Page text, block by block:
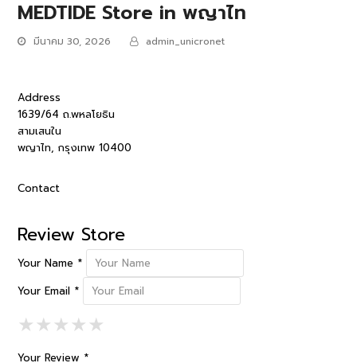
MEDTIDE Store in พญาไท
มีนาคม 30, 2026 admin_unicronet
Address
1639/64 ถ.พหลโยธิน
สามเสนใน
พญาไท, กรุงเทพ 10400
Contact
Review Store
Your Name *
Your Email *
★1 Star
★★2 Stars
★★★3 Stars
★★★★4 Stars
★★★★★5 Stars
Your Review *